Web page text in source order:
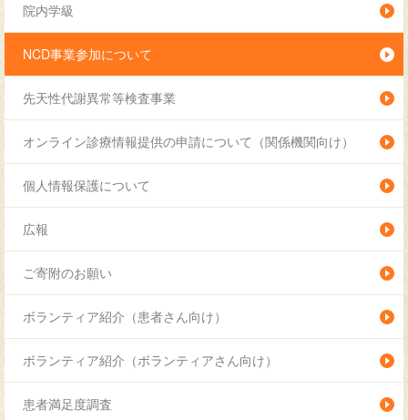
院内学級
NCD事業参加について
先天性代謝異常等検査事業
オンライン診療情報提供の申請について（関係機関向け）
個人情報保護について
広報
ご寄附のお願い
ボランティア紹介（患者さん向け）
ボランティア紹介（ボランティアさん向け）
患者満足度調査